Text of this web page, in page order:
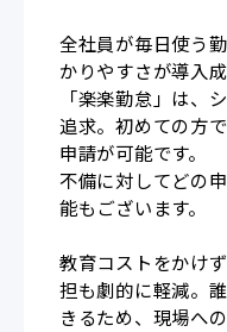
全社員が毎日使う
かりやすさが導入成
「楽楽勤怠」は、
追求。初めての方
申請が可能です。
不備に対してどの
能もございます。
教育コストをかけ
担も劇的に軽減。
きるため、現場へ